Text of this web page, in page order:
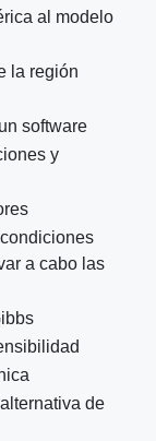
al modelo
la región
software
y
a cabo las
de